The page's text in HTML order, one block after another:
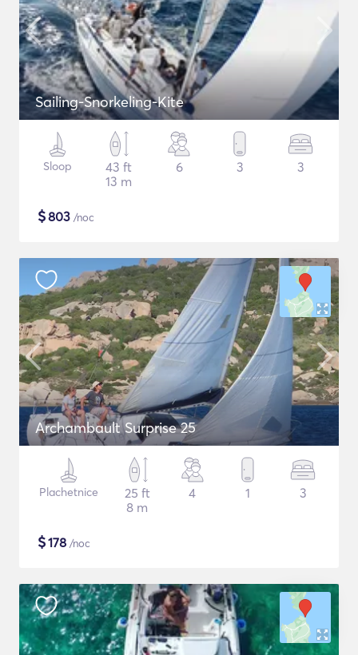
Sailing-Snorkeling-Kite
Sloop
43 ft
13 m
6 3 3
$803 /noc
Archambault Surprise 25
Plachetnice
25 ft
8 m
4 1 3
$178 /noc